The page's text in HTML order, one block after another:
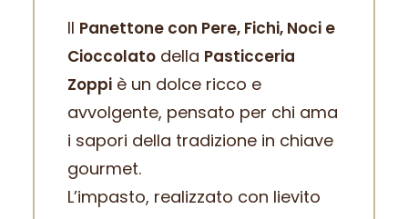
Il Panettone con Pere, Fichi, Noci e
Cioccolato della Pasticceria
Zoppi è un dolce ricco e
avvolgente, pensato per chi ama
i sapori della tradizione in chiave
gourmet.
L’impasto, realizzato con lievito